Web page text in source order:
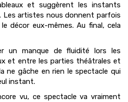
et suggèrent les instants
Les artistes nous donnent parfois
décor eux-mêmes. Au final, cela
un manque de fluidité lors les
et entre les parties théâtrales et
ne gâche en rien le spectacle qui
instant.
vu, ce spectacle va vraiment